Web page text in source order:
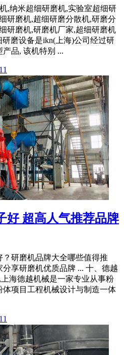
,纳米超细研磨机,实验室超细研
研磨机,超细研磨分散机,研磨分
研磨机,研磨机厂家,超细研磨机
研磨设备是ikn(上海)公司经过研
品, 该机特别 ...
好 超高人气推荐品牌
研磨机品牌大全哪些值得推
享研磨机优质品牌 ... 十、德越
海德越机械是一家专业从事粉
项目工程机械设计与制造一体